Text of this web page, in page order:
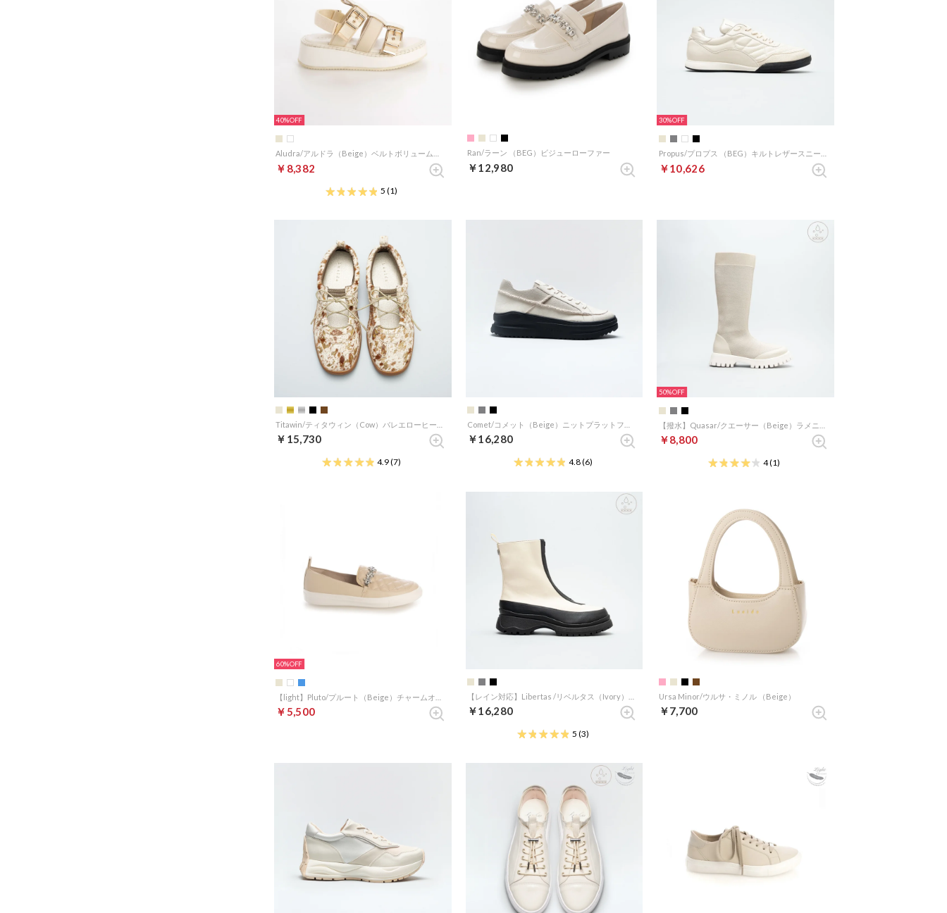
40%
￥8,382
5 (1)
Ran/ラーン （BEG）ビジューローファー
￥12,980
30%
￥10,626
￥15,730
4.9(7)
￥16,280
4.8(6)
50%
￥8,800
4(1)
60%
￥5,500 ￥16,280
5 (3)
Ursa Minor/ウルサ・ミノル （Beige）
￥7,700